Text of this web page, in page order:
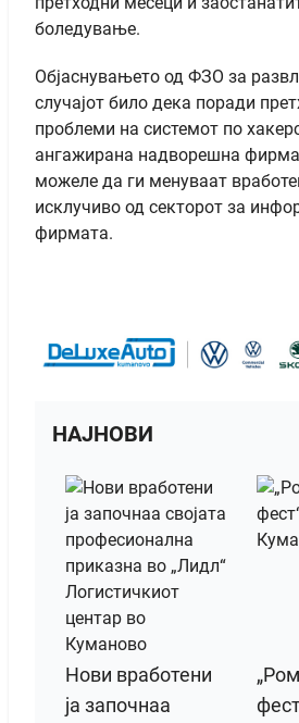
боледување.
Објаснувањето од ФЗО за
случајот било дека поради
проблеми на системот по
ангажирана надворешна фирма
можеле да ги менуваат
исклучиво од секторот за
фирмата.
НАЈНОВИ
Нови вработени
ја започнаа